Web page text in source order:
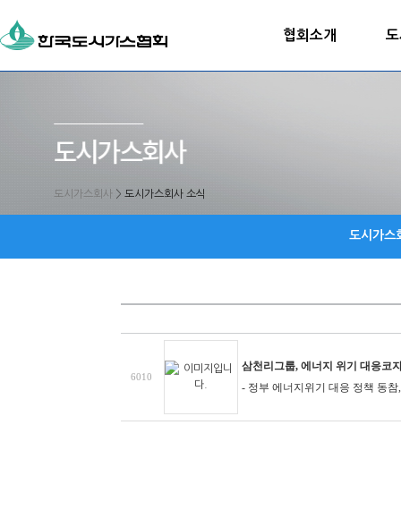
협회소개
도시가스회사 > 도시가스회사 소식
도시가스
6010
삼천리그룹, 에너지 위기 대응코
- 정부 에너지위기 대응 정책 동참,